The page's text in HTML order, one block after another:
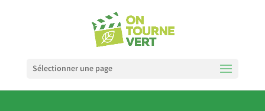
Sélectionner une page